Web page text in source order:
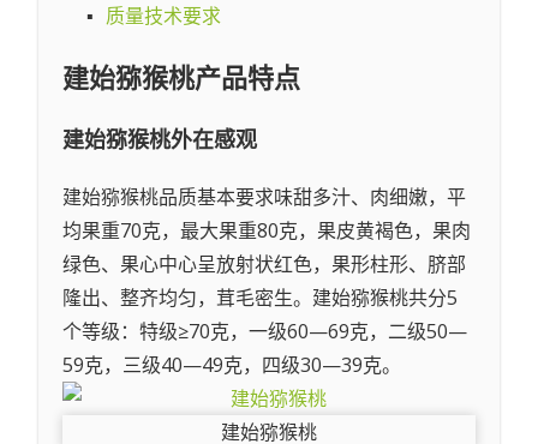
▪ 质量技术要求
建始猕猴桃产品特点
建始猕猴桃外在感观
建始猕猴桃品质基本要求味甜多汁、肉细嫩，平
均果重70克，最大果重80克，果皮黄褐色，果肉
绿色、果心中心呈放射状红色，果形柱形、脐部
隆出、整齐均匀，茸毛密生。建始猕猴桃共分5
个等级：特级≥70克，一级60—69克，二级50—
59克，三级40—49克，四级30—39克。
建始猕猴桃